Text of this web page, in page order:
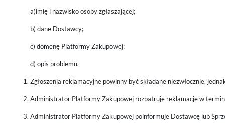
a)imię i nazwisko osoby zgłaszającej;
b) dane Dostawcy;
c) domenę Platformy Zakupowej;
d) opis problemu.
Zgłoszenia reklamacyjne powinny być składane niezwłocznie,
Administrator Platformy Zakupowej rozpatruje reklamacje w
Administrator Platformy Zakupowej poinformuje Dostawcę lub